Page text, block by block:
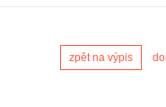
zpět na výpis